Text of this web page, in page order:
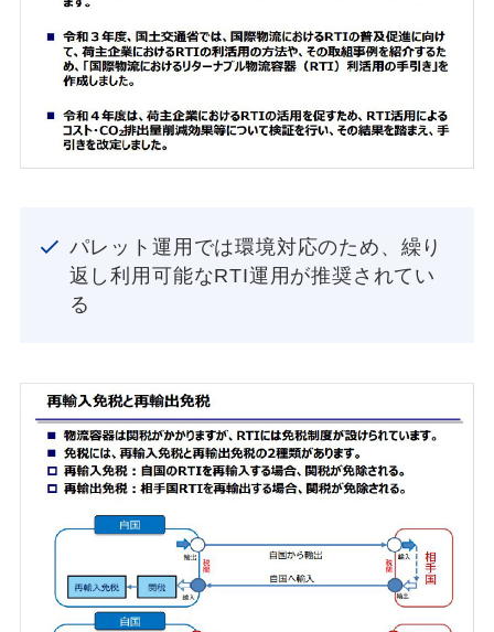
パレット運用では環境対応のため、繰り
返し利用可能なRTI運用が推奨されてい
る